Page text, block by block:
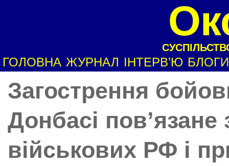
ГОЛОВНА ЖУРНАЛ ІНТЕРВ’Ю БЛОГИ
Загострення
Донбасі пов’язане
військових РФ і